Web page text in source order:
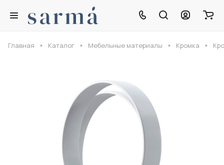
Главная Каталог Мебельные материалы Кромка